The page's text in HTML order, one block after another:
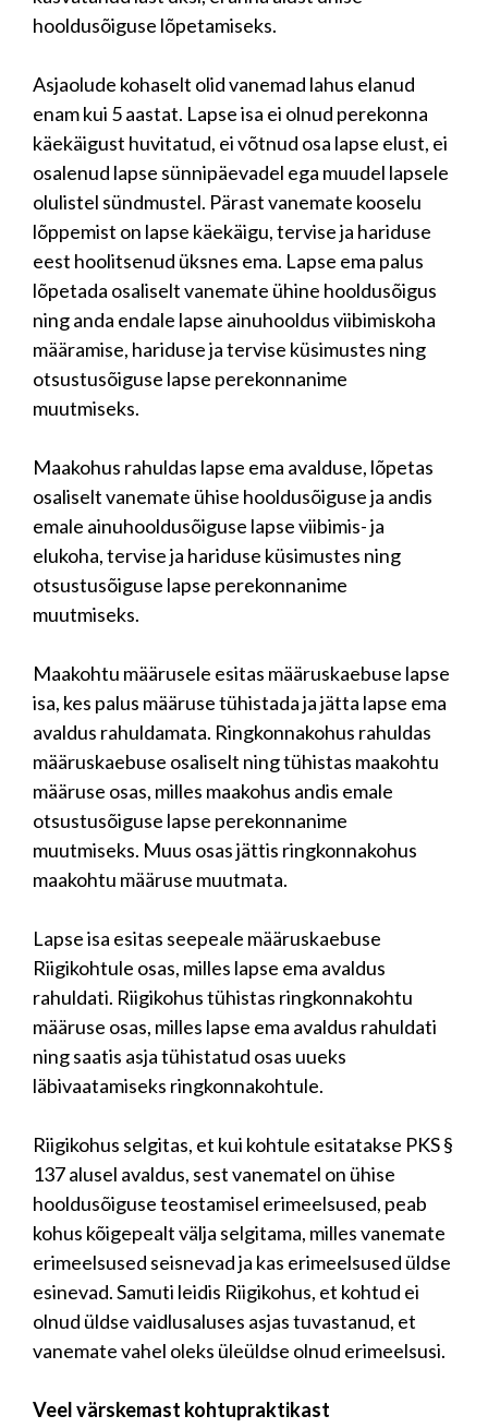
hooldusõiguse lõpetamiseks.
Asjaolude kohaselt olid vanemad lahus elanud
enam kui 5 aastat. Lapse isa ei olnud perekonna
käekäigust huvitatud, ei võtnud osa lapse elust, ei
osalenud lapse sünnipäevadel ega muudel lapsele
olulistel sündmustel. Pärast vanemate kooselu
lõppemist on lapse käekäigu, tervise ja hariduse
eest hoolitsenud üksnes ema. Lapse ema palus
lõpetada osaliselt vanemate ühine hooldusõigus
ning anda endale lapse ainuhooldus viibimiskoha
määramise, hariduse ja tervise küsimustes ning
otsustusõiguse lapse perekonnanime
muutmiseks.
Maakohus rahuldas lapse ema avalduse, lõpetas
osaliselt vanemate ühise hooldusõiguse ja andis
emale ainuhooldusõiguse lapse viibimis- ja
elukoha, tervise ja hariduse küsimustes ning
otsustusõiguse lapse perekonnanime
muutmiseks.
Maakohtu määrusele esitas määruskaebuse lapse
isa, kes palus määruse tühistada ja jätta lapse ema
avaldus rahuldamata. Ringkonnakohus rahuldas
määruskaebuse osaliselt ning tühistas maakohtu
määruse osas, milles maakohus andis emale
otsustusõiguse lapse perekonnanime
muutmiseks. Muus osas jättis ringkonnakohus
maakohtu määruse muutmata.
Lapse isa esitas seepeale määruskaebuse
Riigikohtule osas, milles lapse ema avaldus
rahuldati. Riigikohus tühistas ringkonnakohtu
määruse osas, milles lapse ema avaldus rahuldati
ning saatis asja tühistatud osas uueks
läbivaatamiseks ringkonnakohtule.
Riigikohus selgitas, et kui kohtule esitatakse PKS §
137 alusel avaldus, sest vanematel on ühise
hooldusõiguse teostamisel erimeelsused, peab
kohus kõigepealt välja selgitama, milles vanemate
erimeelsused seisnevad ja kas erimeelsused üldse
esinevad. Samuti leidis Riigikohus, et kohtud ei
olnud üldse vaidlusaluses asjas tuvastanud, et
vanemate vahel oleks üleüldse olnud erimeelsusi.
Veel värskemast kohtupraktikast